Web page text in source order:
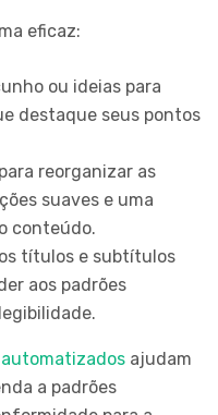
eficaz:
ou ideias para
destaque seus pontos
reorganizar as
suaves e uma
conteúdo.
títulos e subtítulos
aos padrões
ajudam
a padrões